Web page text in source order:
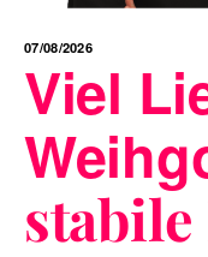
07/08/2026
Viel
stabile